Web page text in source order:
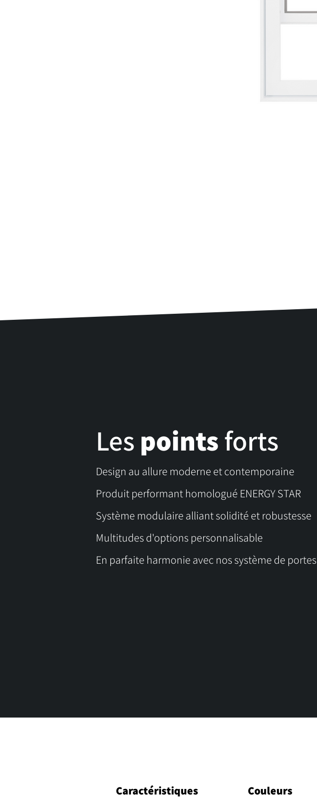
Les pointsforts
Design au allure moderne et contemporaine
Produit performant homologué ENERGY STAR
Système modulaire alliant solidité et robustesse
Multitudes d'options personnalisable
En parfaite harmonie avec nos système de portes
Caractéristiques Couleurs